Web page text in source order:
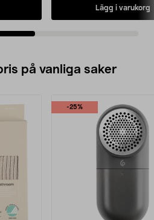
Lägg i varukorg
på vanliga saker
-25%